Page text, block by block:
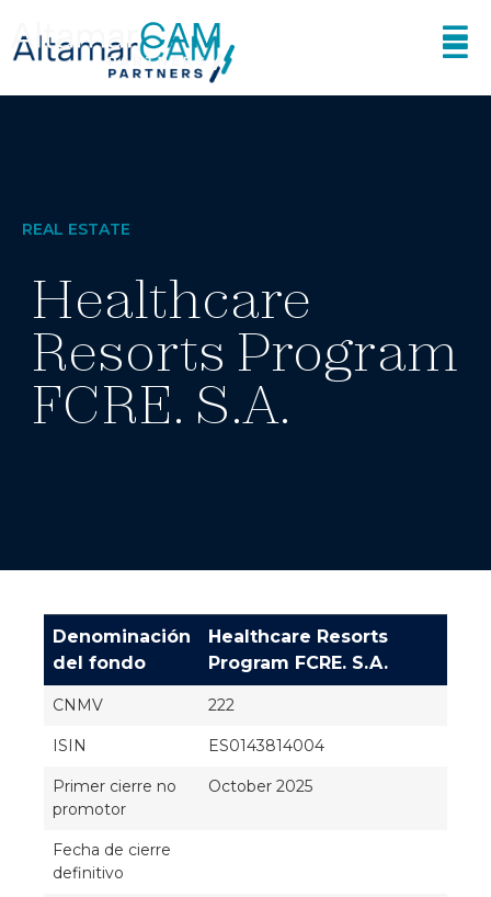
REAL ESTATE
Healthcare
Resorts Program
FCRE. S.A.
Denominación
del fondo
Healthcare Resorts
Program FCRE. S.A.
CNMV 222
ISIN ES0143814004
Primer cierre no
promotor
October 2025
Fecha de cierre
definitivo